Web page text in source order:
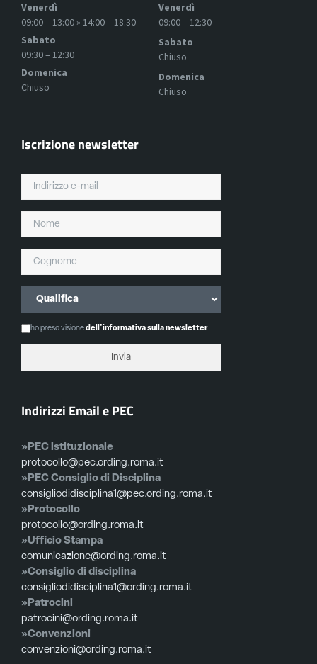
Venerdì
09:00 – 13:00 » 14:00 – 18:30
Sabato
09:30 – 12:30
Domenica
Chiuso
Venerdì
09:00 – 12:30
Sabato
Chiuso
Domenica
Chiuso
Iscrizione newsletter
ho preso visionedell'informativa sulla newsletter
Indirizzi Email e PEC
»PEC istituzionale
protocollo@pec.ording.roma.it
»PEC Consiglio di Disciplina
consigliodidisciplina1@pec.ording.roma.it
»Protocollo
protocollo@ording.roma.it
»Ufficio Stampa
comunicazione@ording.roma.it
»Consiglio di disciplina
consigliodidisciplina1@ording.roma.it
»Patrocini
patrocini@ording.roma.it
»Convenzioni
convenzioni@ording.roma.it